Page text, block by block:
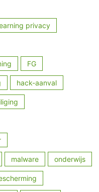
privacy
FG
hack-aanval
malware onderwijs